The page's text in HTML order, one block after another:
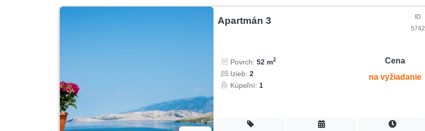
Apartmán 3
ID
5742
Povrch:52 m2
Izieb:2
Kúpeľní: 1
Cena
na vyžiadanie